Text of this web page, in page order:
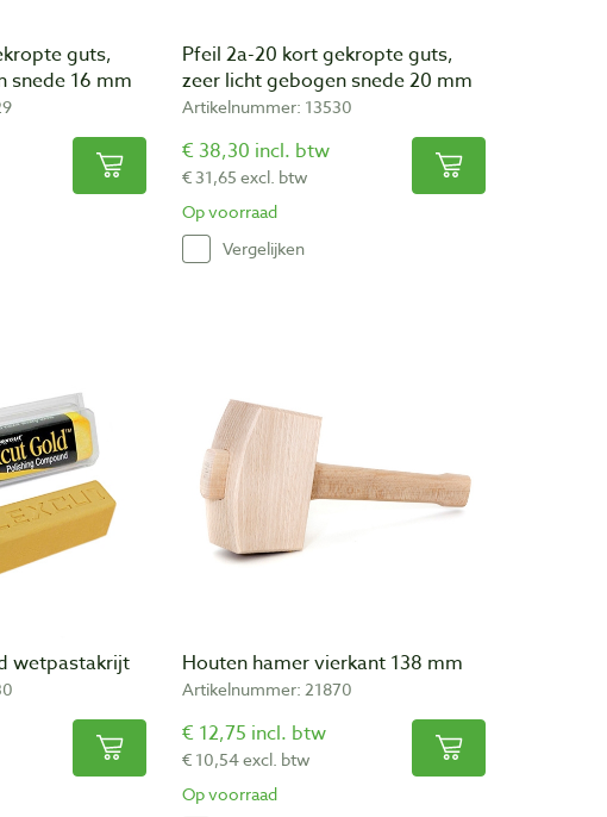
guts,
snede 16 mm
Pfeil 2a-20 kort gekropte guts,
zeer licht gebogen snede 20 mm
Artikelnummer: 13530
€ 38,30 incl. btw
€ 31,65 excl. btw
Op voorraad
Vergelijken
wetpastakrijt Houten hamer vierkant 138 mm
Artikelnummer: 21870
€ 12,75 incl. btw
€ 10,54 excl. btw
Op voorraad